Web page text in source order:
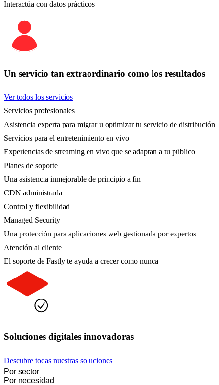
Interactúa con datos prácticos
Un servicio tan extraordinario como los resultados
Ver todos los servicios
Servicios profesionales
Asistencia experta para migrar u optimizar tu servicio de distribución
Servicios para el entretenimiento en vivo
Experiencias de streaming en vivo que se adaptan a tu público
Planes de soporte
Una asistencia inmejorable de principio a fin
CDN administrada
Control y flexibilidad
Managed Security
Una protección para aplicaciones web gestionada por expertos
Atención al cliente
El soporte de Fastly te ayuda a crecer como nunca
Soluciones digitales innovadoras
Descubre todas nuestras soluciones
Por sector
Por necesidad